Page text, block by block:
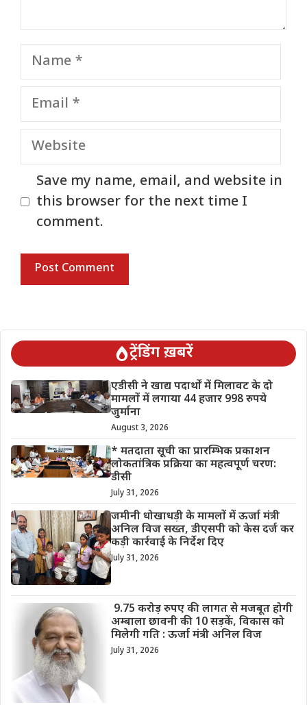
Name
Email
Website
Save my name, email, and website in
this browser for the next time I
comment.
ट्रेंडिंग ख़बरें
एडीसी ने खाद्य पदार्थों में मिलावट के दो
मामलों में लगाया 44 हजार 998 रुपये
जुर्माना
August 3, 2026
* मतदाता सूची का प्रारम्भिक प्रकाशन
लोकतांत्रिक प्रक्रिया का महत्वपूर्ण चरण:
डीसी
July 31, 2026
जमीनी धोखाधड़ी के मामलों में ऊर्जा मंत्री
अनिल विज सख्त, डीएसपी को केस दर्ज कर
कड़ी कार्रवाई के निर्देश दिए
July 31, 2026
9.75 करोड़ रुपए की लागत से मजबूत होगी
अम्बाला छावनी की 10 सड़कें, विकास को
मिलेगी गति : ऊर्जा मंत्री अनिल विज
July 31, 2026